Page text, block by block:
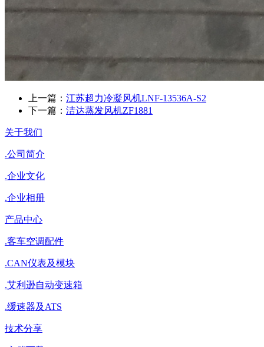
上一篇： 江苏超力冷凝风机LNF-13536A-S2
下一篇： 洁达蒸发风机ZF1881
关于我们
.公司简介
.企业文化
.企业相册
产品中心
.客车空调配件
.CAN仪表及模块
.艾利逊自动变速箱
.缓速器及ATS
技术分享